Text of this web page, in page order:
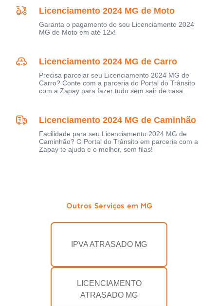
Licenciamento 2024 MG de Moto
Garanta o pagamento do seu Licenciamento 2024
MG de Moto em até 12x!
Licenciamento 2024 MG de Carro
Precisa parcelar seu Licenciamento 2024 MG de
Carro? Conte com a parceria do Portal do Trânsito
com a Zapay para fazer tudo sem sair de casa.
Licenciamento 2024 MG de Caminhão
Facilidade para seu Licenciamento 2024 MG de
Caminhão? O Portal do Trânsito em parceria com a
Zapay te ajuda e o melhor, sem filas!
Outros Serviços em MG
IPVA ATRASADO MG
LICENCIAMENTO
ATRASADO MG